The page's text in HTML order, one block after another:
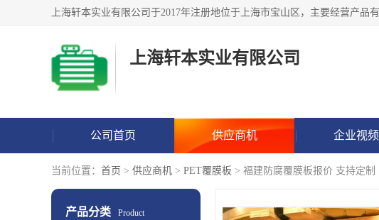
上海轩本实业有限公司
公司首页 供应商机 企业视频
当前位置： 首页 > 供应商机 > PET覆膜板 > 福建防腐覆膜板报价 支持定制
产品分类 Product